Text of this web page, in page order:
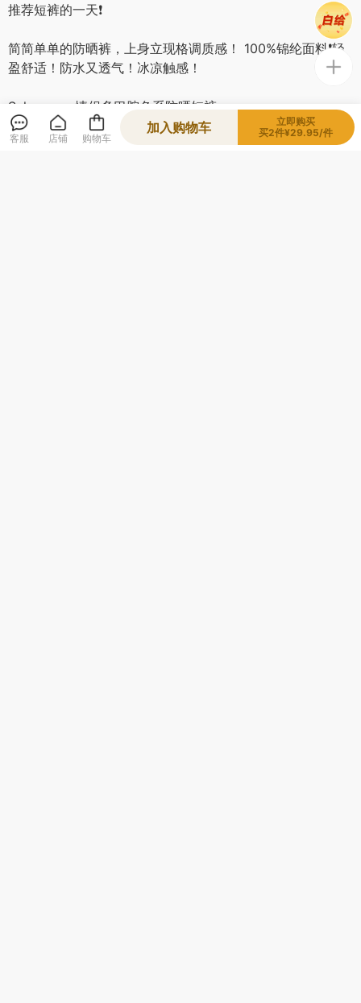
推荐短裤的一天❗
简简单单的防晒裤，上身立现格调质感！ 100%锦纶面料❗轻
盈舒适！防水又透气！冰凉触感！
Schenvega情侣多巴胺色系防晒短裤
A87-DQC2201
客服 店铺 购物车
加入购物车
立即购买
买2件¥29.95/件